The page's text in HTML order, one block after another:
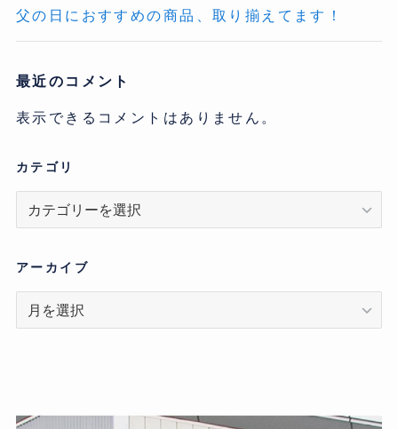
父の日におすすめの商品、取り揃えてます！
最近のコメント
表示できるコメントはありません。
カテゴリ
リ
アーカイブ
ア